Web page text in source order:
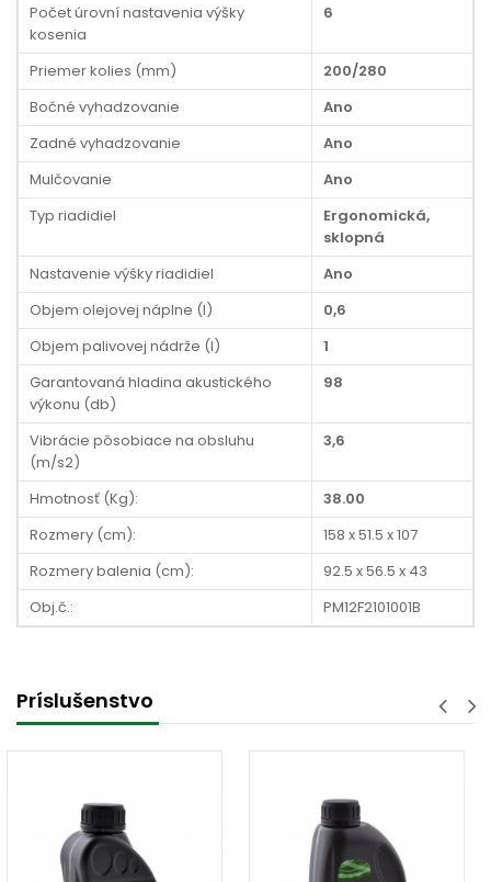
Počet úrovní nastavenia výšky
kosenia
6
Priemer kolies (mm)
200/280
Bočné vyhadzovanie
Ano
Zadné vyhadzovanie
Ano
Mulčovanie
Ano
Typ riadidiel
Ergonomická,
sklopná
Nastavenie výšky riadidiel
Ano
Objem olejovej náplne (l)
0,6
Objem palivovej nádrže (l)
1
Garantovaná hladina akustického
výkonu (db)
98
Vibrácie pôsobiace na obsluhu
(m/s2)
3,6
Hmotnosť (Kg):
38.00
Rozmery (cm):
158 x 51.5 x 107
Rozmery balenia (cm):
92.5 x 56.5 x 43
Obj.č.:
PM12F2101001B
Príslušenstvo